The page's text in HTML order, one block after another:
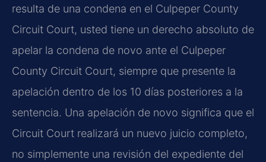
resulta de una condena en el Culpeper County
Circuit Court, usted tiene un derecho absoluto de
apelar la condena de novo ante el Culpeper
County Circuit Court, siempre que presente la
apelación dentro de los 10 días posteriores a la
sentencia. Una apelación de novo significa que el
Circuit Court realizará un nuevo juicio completo,
no simplemente una revisión del expediente del